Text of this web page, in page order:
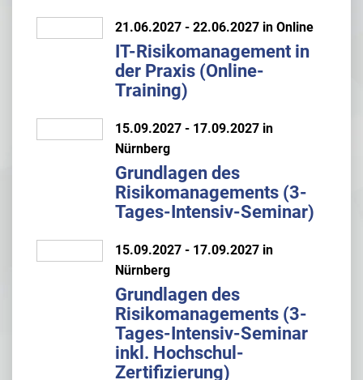
21.06.2027 - 22.06.2027 in Online
IT-Risikomanagement in
der Praxis (Online-
Training)
15.09.2027 - 17.09.2027 in
Nürnberg
Grundlagen des
Risikomanagements (3-
Tages-Intensiv-Seminar)
15.09.2027 - 17.09.2027 in
Nürnberg
Grundlagen des
Risikomanagements (3-
Tages-Intensiv-Seminar
inkl. Hochschul-
Zertifizierung)